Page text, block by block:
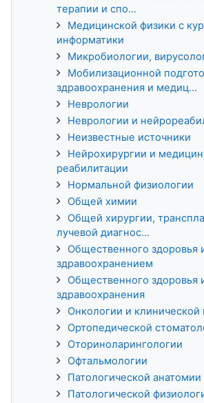
терапии и спо...
Медицинской физики с
информатики
Микробиологии,
Мобилизационной
здравоохранения и медиц...
Неврологии
Неврологии и
Неизвестные источники
Нейрохирургии и
реабилитации
Нормальной физиологии
Общей химии
Общей хирургии,
лучевой диагнос...
Общественного здоровья
здравоохранением
Общественного здоровья
здравоохранения
Онкологии и
Ортопедической
Оториноларингологии
Офтальмологии
Патологической анатомии
Патологической